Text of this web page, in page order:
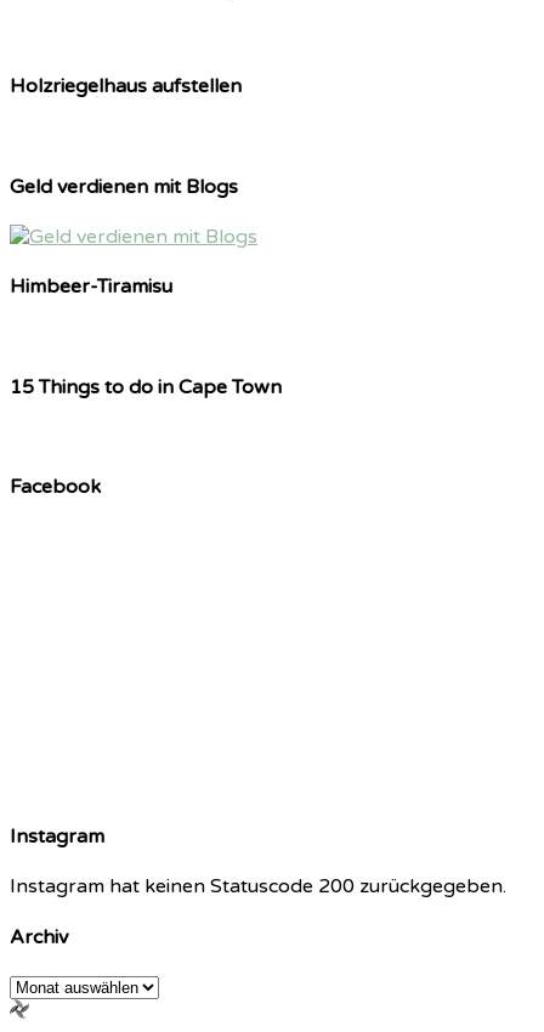
Holzriegelhaus aufstellen
Geld verdienen mit Blogs
Himbeer-Tiramisu
15 Things to do in Cape Town
Facebook
Instagram
Instagram hat keinen Statuscode 200 zurückgegeben.
Archiv
Archiv